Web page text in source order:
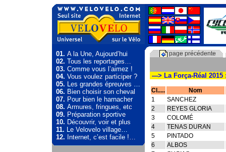
01.A la Une, Aujourd’hui
02.Tous les reportages…
03.Comme vous l’aimez !
04.Vous voulez participer ?
05.Les grandes épreuves …
06.Bien choisir son cheval
07.Pour bien le harnacher
08.Armures, fringues, etc
09.Préparation sportive
10.Découvrir, voir et plus
11.Le Velovelo village…
12.Internet, c’est facile !…
page précédente
---> La Força-Réal
Cl.....
Nom
1
SANCHEZ
2
REYES GLORIA
3
COLOMÉ
4
TENAS DURAN
5
PINTADO
6
ALBOS